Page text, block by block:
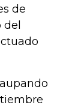
de
del